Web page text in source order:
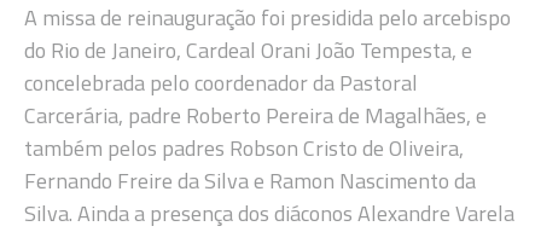
A missa de reinauguração foi presidida pelo arcebispo
do Rio de Janeiro, Cardeal Orani João Tempesta, e
concelebrada pelo coordenador da Pastoral
Carcerária, padre Roberto Pereira de Magalhães, e
também pelos padres Robson Cristo de Oliveira,
Fernando Freire da Silva e Ramon Nascimento da
Silva. Ainda a presença dos diáconos Alexandre Varela